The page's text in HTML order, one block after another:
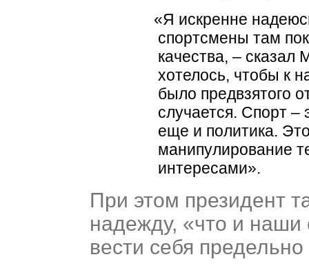
«Я искренне
спортсмены там
качества, –
хотелось, чтобы к
было предвзятого
случается. Спорт –
еще и политика.
манипулирование
интересами».
При этом президент
надежду, «что и наши
вести себя предельно